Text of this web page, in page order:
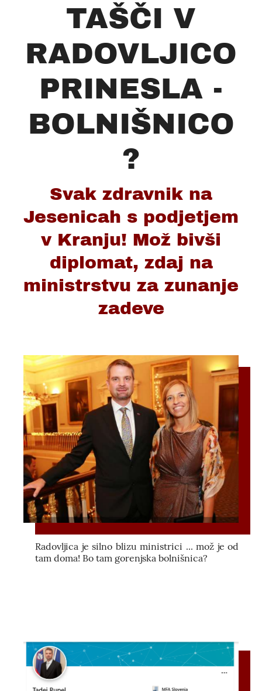
TAŠČI V
RADOVLJICO
PRINESLA -
BOLNIŠNICO
?
Svak zdravnik na
Jesenicah s podjetjem
v Kranju! Mož bivši
diplomat, zdaj na
ministrstvu za zunanje
zadeve
Radovljica je silno blizu ministrici ... mož je od
tam doma! Bo tam gorenjska bolnišnica?